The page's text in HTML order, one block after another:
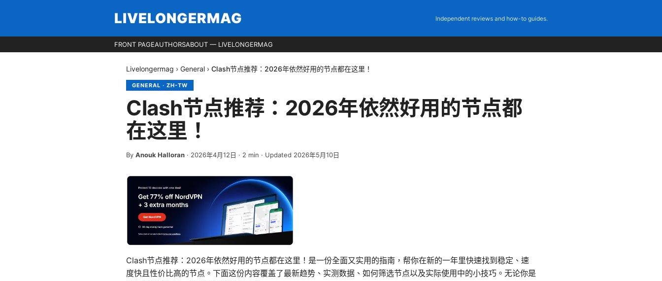
LIVELONGERMAG Independent reviews and how-to guides.
FRONT PAGEAUTHORSABOUT — LIVELONGERMAG
Livelongermag › General › Clash节点推荐：2026年依然好用的节点都在这里！
GENERAL · ZH-TW
Clash节点推荐：2026年依然好用的节点都
在这里！
By Anouk Halloran · 2026年4月12日 · 2 min · Updated 2026年5月10日
Clash节点推荐：2026年依然好用的节点都在这里！是一份全面又实用的指南，帮你在新的一年里快速找到稳定、速
度快且性价比高的节点。下面这份内容覆盖了最新趋势、实测数据、如何筛选节点以及实际使用中的小技巧。无论你是